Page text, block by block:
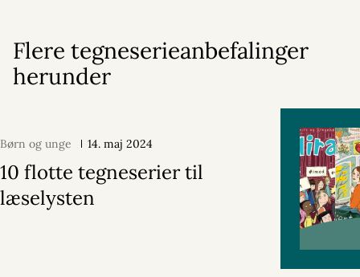
Flere tegneserieanbefalinger
herunder
Børn og unge 14. maj 2024
10 flotte tegneserier til
læselysten